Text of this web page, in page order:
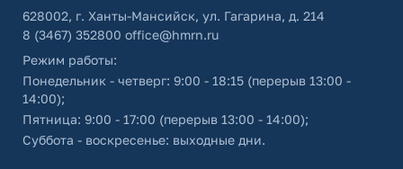
628002, г. Ханты-Мансийск, ул. Гагарина, д. 214
8 (3467) 352800 office@hmrn.ru
Режим работы:
Понедельник - четверг: 9:00 - 18:15 (перерыв 13:00 -
14:00);
Пятница: 9:00 - 17:00 (перерыв 13:00 - 14:00);
Суббота - воскресенье: выходные дни.